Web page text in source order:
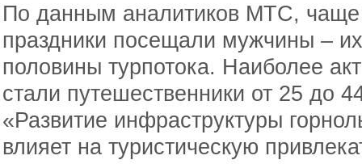
По данным аналитиков МТС, чаще
праздники посещали мужчины –
половины турпотока. Наиболее
стали путешественники от 25 до
«Развитие инфраструктуры
влияет на туристическую